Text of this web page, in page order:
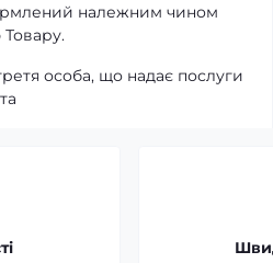
належним чином
Товару.
особа, що надає послуги